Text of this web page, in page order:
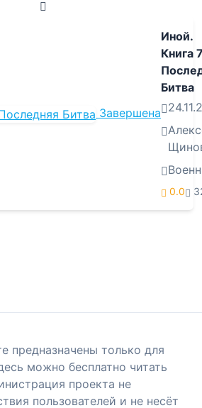
Завершена
Иной.
Книга
Битва
0.0
предназначены только для
можно бесплатно читать
проекта не
пользователей и не несёт